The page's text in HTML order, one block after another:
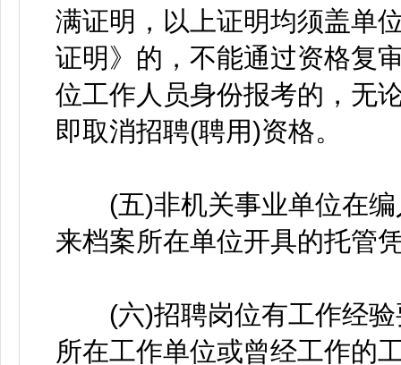
满证明，以上证明均须盖单
证明》的，不能通过资格复
位工作人员身份报考的，无
即取消招聘(聘用)资格。
(五)非机关事业单位在编
来档案所在单位开具的托管
(六)招聘岗位有工作经验
所在工作单位或曾经工作的